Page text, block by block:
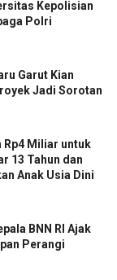
Kepolisian
Polri
Garut Kian
Jadi Sorotan
Rp4 Miliar untuk
13 Tahun dan
Anak Usia Dini
BNN RI Ajak
Perangi